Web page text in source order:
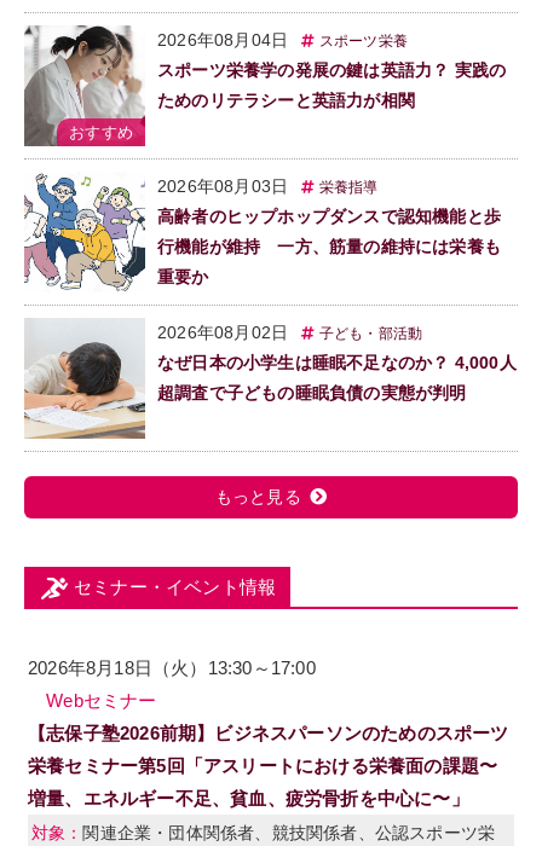
2026年08月04日 スポーツ栄養
スポーツ栄養学の発展の鍵は英語力？ 実践の
ためのリテラシーと英語力が相関
2026年08月03日 栄養指導
高齢者のヒップホップダンスで認知機能と歩
行機能が維持 一方、筋量の維持には栄養も
重要か
2026年08月02日 子ども・部活動
なぜ日本の小学生は睡眠不足なのか？ 4,000人
超調査で子どもの睡眠負債の実態が判明
もっと見る
セミナー・イベント情報
2026年8月18日（火）13:30～17:00
Webセミナー
【志保子塾2026前期】ビジネスパーソンのためのスポーツ
栄養セミナー第5回「アスリートにおける栄養面の課題〜
増量、エネルギー不足、貧血、疲労骨折を中心に〜」
関連企業・団体関係者、競技関係者、公認スポーツ栄